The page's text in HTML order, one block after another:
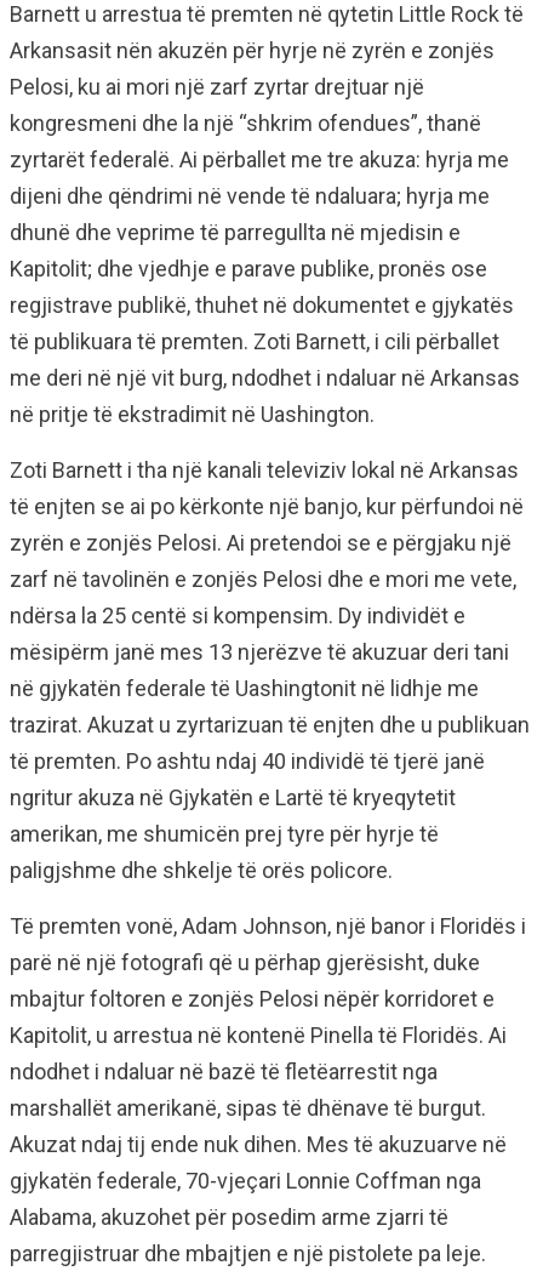
Barnett u arrestua të premten në qytetin Little Rock të
Arkansasit nën akuzën për hyrje në zyrën e zonjës
Pelosi, ku ai mori një zarf zyrtar drejtuar një
kongresmeni dhe la një “shkrim ofendues”, thanë
zyrtarët federalë. Ai përballet me tre akuza: hyrja me
dijeni dhe qëndrimi në vende të ndaluara; hyrja me
dhunë dhe veprime të parregullta në mjedisin e
Kapitolit; dhe vjedhje e parave publike, pronës ose
regjistrave publikë, thuhet në dokumentet e gjykatës
të publikuara të premten. Zoti Barnett, i cili përballet
me deri në një vit burg, ndodhet i ndaluar në Arkansas
në pritje të ekstradimit në Uashington.
Zoti Barnett i tha një kanali televiziv lokal në Arkansas
të enjten se ai po kërkonte një banjo, kur përfundoi në
zyrën e zonjës Pelosi. Ai pretendoi se e përgjaku një
zarf në tavolinën e zonjës Pelosi dhe e mori me vete,
ndërsa la 25 centë si kompensim. Dy individët e
mësipërm janë mes 13 njerëzve të akuzuar deri tani
në gjykatën federale të Uashingtonit në lidhje me
trazirat. Akuzat u zyrtarizuan të enjten dhe u publikuan
të premten. Po ashtu ndaj 40 individë të tjerë janë
ngritur akuza në Gjykatën e Lartë të kryeqytetit
amerikan, me shumicën prej tyre për hyrje të
paligjshme dhe shkelje të orës policore.
Të premten vonë, Adam Johnson, një banor i Floridës i
parë në një fotografi që u përhap gjerësisht, duke
mbajtur foltoren e zonjës Pelosi nëpër korridoret e
Kapitolit, u arrestua në kontenë Pinella të Floridës. Ai
ndodhet i ndaluar në bazë të fletëarrestit nga
marshallët amerikanë, sipas të dhënave të burgut.
Akuzat ndaj tij ende nuk dihen. Mes të akuzuarve në
gjykatën federale, 70-vjeçari Lonnie Coffman nga
Alabama, akuzohet për posedim arme zjarri të
parregjistruar dhe mbajtjen e një pistolete pa leje.